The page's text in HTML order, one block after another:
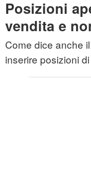
Posizioni
vendita e
Come dice anche
inserire posizioni